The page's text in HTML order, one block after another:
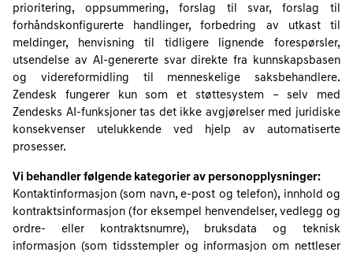
prioritering, oppsummering, forslag til svar, forslag til
forhåndskonfigurerte handlinger, forbedring av utkast til
meldinger, henvisning til tidligere lignende forespørsler,
utsendelse av AI-genererte svar direkte fra kunnskapsbasen
og videreformidling til menneskelige saksbehandlere.
Zendesk fungerer kun som et støttesystem – selv med
Zendesks AI-funksjoner tas det ikke avgjørelser med juridiske
konsekvenser utelukkende ved hjelp av automatiserte
prosesser.
Vi behandler følgende kategorier av personopplysninger:
Kontaktinformasjon (som navn, e-post og telefon), innhold og
kontraktsinformasjon (for eksempel henvendelser, vedlegg og
ordre- eller kontraktsnumre), bruksdata og teknisk
informasjon (som tidsstempler og informasjon om nettleser